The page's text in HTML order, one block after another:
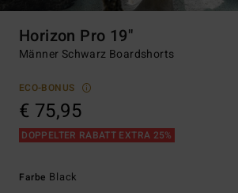
Horizon Pro 19"
Männer Schwarz Boardshorts
ECO-BONUS
€ 75,95
DOPPELTER RABATT EXTRA 25%
Farbe Black